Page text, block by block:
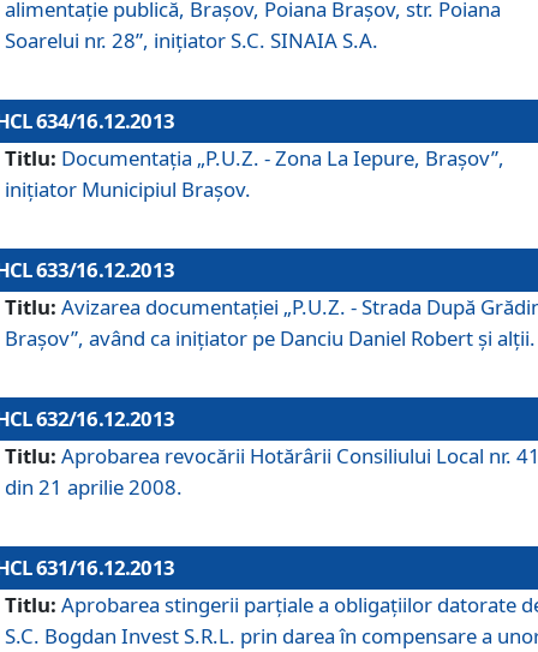
alimentaţie publică, Braşov, Poiana Braşov, str. Poiana
Soarelui nr. 28”, iniţiator S.C. SINAIA S.A.
634/16.12.2013
Titlu: Documentaţia „P.U.Z. - Zona La Iepure, Braşov”,
iniţiator Municipiul Braşov.
633/16.12.2013
Titlu: Avizarea documentaţiei „P.U.Z. - Strada După
Braşov”, având ca iniţiator pe Danciu Daniel Robert şi alţii.
632/16.12.2013
Titlu: Aprobarea revocării Hotărârii Consiliului Local nr.
din 21 aprilie 2008.
631/16.12.2013
Titlu: Aprobarea stingerii parţiale a obligaţiilor datorate
S.C. Bogdan Invest S.R.L. prin darea în compensare a